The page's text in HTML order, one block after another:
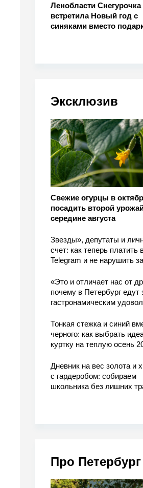
Ленобласти Снегурочка
встретила Новый год с
синяками вместо
Эксклюзив
Свежие огурцы в
посадить второй
середине августа
Звезды», депутаты и
счет: как теперь платить
Telegram и не нарушить
«Это и отличает нас от
почему в Петербург едут
гастронамическим
Тонкая стежка и синий
черного: как выбрать
куртку на теплую осень
Дневник на вес золота и
с гардеробом: собираем
школьника без лишних
Про Петербург